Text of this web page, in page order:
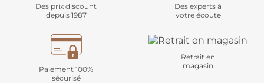
Des prix discount
depuis 1987
Des experts à
votre écoute
Paiement 100%
sécurisé
Retrait en
magasin